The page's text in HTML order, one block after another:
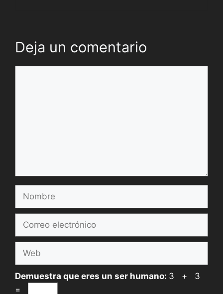
Deja un comentario
electrónico
Demuestra que eres un ser humano: 3 + 3
=